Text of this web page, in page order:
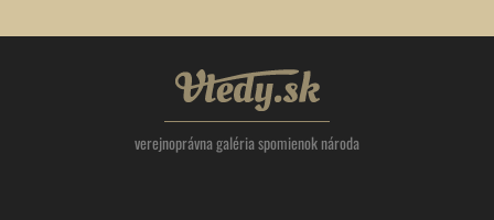
Vtedy.sk
verejnoprávna galéria spomienok národa